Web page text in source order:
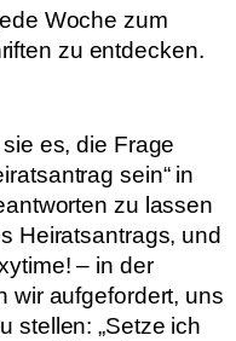
Woche zum
zu entdecken.
es, die Frage
sein“ in
zu lassen
Heiratsantrags, und
– in der
wir aufgefordert, uns
stellen: „Setze ich